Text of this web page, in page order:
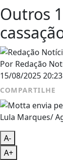
Outros
Por Redação
15/08/2025 20:23
COMPARTILHE
Lula Marques/
A-
A+